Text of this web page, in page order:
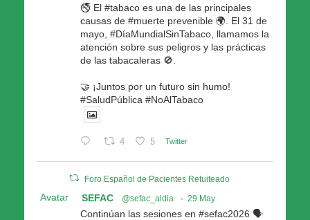
🚭 El #tabaco es una de las principales
causas de #muerte prevenible 🌍. El 31 de
mayo, #DíaMundialSinTabaco, llamamos la
atención sobre sus peligros y las prácticas
de las tabacaleras 🚫.
🤝 ¡Juntos por un futuro sin humo!
#SaludPública #NoAlTabaco
4 5 Twitter
Foro Español de Pacientes Retuiteado
Avatar SEFAC @sefac_aldia · 29 May
Continúan las sesiones en #sefac2026 🗣️